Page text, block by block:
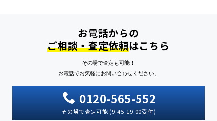
お電話からの
ご相談・査定依頼はこちら
その場で査定も可能！
お電話でお気軽にお問い合わせください。
0120-565-552
その場で査定可能 (9:45-19:00受付)